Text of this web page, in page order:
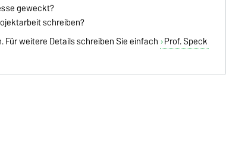
geweckt?
schreiben?
weitere Details schreiben Sie einfach Prof. Speck